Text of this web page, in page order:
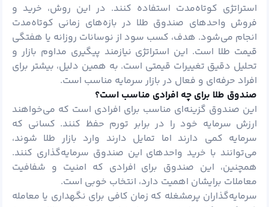
استراتژی کوتاه‌مدت استفاده کنند. در این روش، خرید و
فروش واحدهای صندوق طلا در بازه‌های زمانی کوتاه‌مدت
انجام می‌شود. هدف، کسب سود از نوسانات روزانه یا هفتگی
قیمت طلا است. این استراتژی نیازمند پیگیری مداوم بازار و
تحلیل دقیق تغییرات قیمتی است. به همین دلیل، بیشتر برای
افراد حرفه‌ای و فعال در بازار سرمایه مناسب است.
صندوق طلا برای چه افرادی مناسب است؟
این صندوق گزینه‌ای مناسب برای افرادی است که می‌خواهند
ارزش سرمایه خود را در برابر تورم حفظ کنند. کسانی که
سرمایه کمی دارند اما تمایل دارند وارد بازار طلا شوند،
می‌توانند با خرید واحدهای این صندوق سرمایه‌گذاری کنند.
همچنین، این صندوق برای افرادی که امنیت و شفافیت
معاملات برایشان اهمیت دارد، انتخاب خوبی است.
سرمایه‌گذاران پرمشغله که زمان کافی برای نگهداری یا معامله